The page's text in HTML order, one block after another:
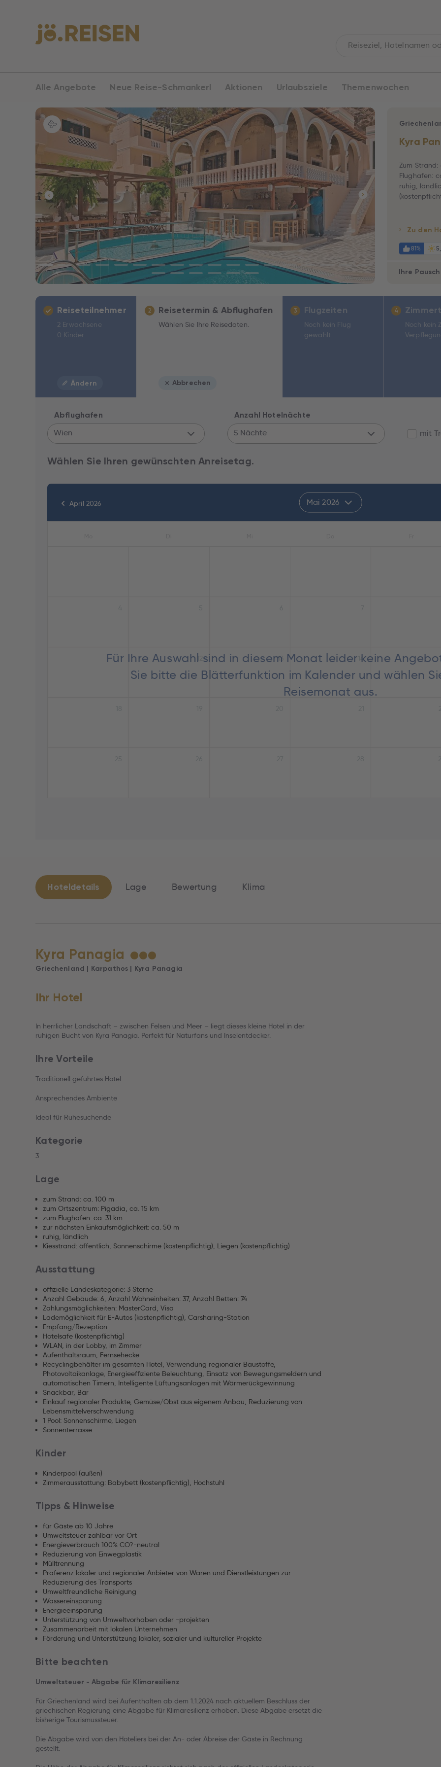
Alle Angebote Neue Reise-Schmankerl Aktionen Urlaubsziele Themenwochen
Kyra
Zum
Flughafen:
ruhig,
Zu den
81%
Ihre
Reiseteilnehmer
2 Erwachsene
0 Kinder
Ändern
2 Reisetermin & Abflughafen
Wählen Sie Ihre Reisedaten.
Abbrechen
Abflughafen
Wien
Anzahl Hotelnächte
5 Nächte
mit
Wählen Sie Ihren gewünschten Anreisetag.
April 2026 Mai 2026
Für Ihre Auswahl sind in diesem Monat leider keine
Sie bitte die Blätterfunktion im Kalender und wählen
Reisemonat aus.
11 13 14
3 Flugzeiten
Noch kein Flug
gewählt.
4
Noch kein
Hoteldetails Lage Bewertung Klima
Kyra Panagia ★★★
Griechenland | Karpathos | Kyra Panagia
Ihr Hotel
In herrlicher Landschaft – zwischen Felsen und Meer – liegt dieses kleine Hotel in der
ruhigen Bucht von Kyra Panagia. Perfekt für Naturfans und Inselentdecker.
Ihre Vorteile
Traditionell geführtes Hotel
Ansprechendes Ambiente
Ideal für Ruhesuchende
Kategorie
3
Lage
zum Strand: ca. 100 m
zum Ortszentrum: Pigadia, ca. 15 km
zum Flughafen: ca. 31 km
zur nächsten Einkaufsmöglichkeit: ca. 50 m
ruhig, ländlich
Kiesstrand: öffentlich, Sonnenschirme (kostenpflichtig), Liegen (kostenpflichtig)
Ausstattung
offizielle Landeskategorie: 3 Sterne
Anzahl Gebäude: 6, Anzahl Wohneinheiten: 37, Anzahl Betten: 74
Zahlungsmöglichkeiten: MasterCard, Visa
Lademöglichkeit für E-Autos (kostenpflichtig), Carsharing-Station
Empfang/Rezeption
Hotelsafe (kostenpflichtig)
WLAN, in der Lobby, im Zimmer
Aufenthaltsraum, Fernsehecke
Recyclingbehälter im gesamten Hotel, Verwendung regionaler Baustoffe,
Photovoltaikanlage, Energieeffiziente Beleuchtung, Einsatz von Bewegungsmeldern und
automatischen Timern, Intelligente Lüftungsanlagen mit Wärmerückgewinnung
Snackbar, Bar
Einkauf regionaler Produkte, Gemüse/Obst aus eigenem Anbau, Reduzierung von
Lebensmittelverschwendung
1 Pool: Sonnenschirme, Liegen
Sonnenterrasse
Kinder
Kinderpool (außen)
Zimmerausstattung: Babybett (kostenpflichtig), Hochstuhl
Tipps & Hinweise
für Gäste ab 10 Jahre
Umweltsteuer zahlbar vor Ort
Energieverbrauch 100% CO?-neutral
Reduzierung von Einwegplastik
Mülltrennung
Präferenz lokaler und regionaler Anbieter von Waren und Dienstleistungen zur
Reduzierung des Transports
Umweltfreundliche Reinigung
Wassereinsparung
Energieeinsparung
Unterstützung von Umweltvorhaben oder -projekten
Zusammenarbeit mit lokalen Unternehmen
Förderung und Unterstützung lokaler, sozialer und kultureller Projekte
Bitte beachten
Umweltsteuer - Abgabe für Klimaresilienz
Für Griechenland wird bei Aufenthalten ab dem 1.1.2024 nach aktuellem Beschluss der
griechischen Regierung eine Abgabe für Klimaresilienz erhoben. Diese Abgabe ersetzt die
bisherige Tourismussteuer.
Die Abgabe wird von den Hoteliers bei der An- oder Abreise der Gäste in Rechnung
gestellt.